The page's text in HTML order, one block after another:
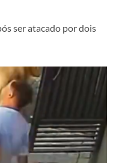
ser atacado por dois